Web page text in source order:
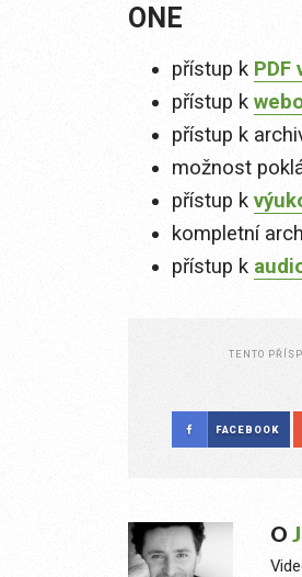
ONE
přístup k PDF
přístup k
přístup k
možnost
přístup k
kompletní
přístup k
TENTO
FACEBOOK
O